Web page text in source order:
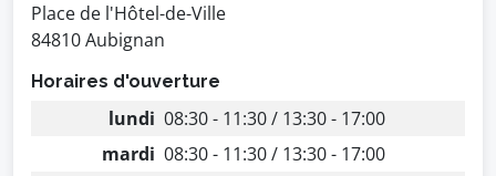
Place de l'Hôtel-de-Ville
84810 Aubignan
Horaires d'ouverture
lundi 08:30 - 11:30 / 13:30 - 17:00
mardi 08:30 - 11:30 / 13:30 - 17:00